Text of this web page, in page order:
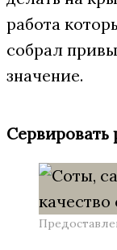
работа
собрал
значение.
Сервировать